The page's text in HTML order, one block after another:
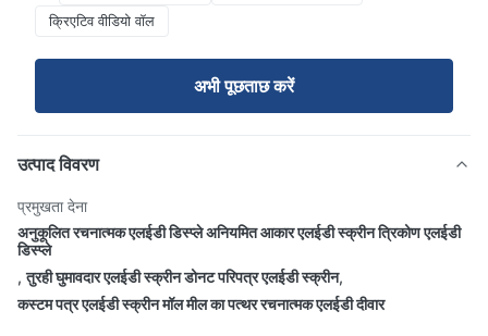
क्रिएटिव वीडियो वॉल
अभी पूछताछ करें
उत्पाद विवरण
प्रमुखता देना
अनुकूलित रचनात्मक एलईडी डिस्प्ले अनियमित आकार एलईडी स्क्रीन त्रिकोण एलईडी
डिस्प्ले
,तुरही घुमावदार एलईडी स्क्रीन डोनट परिपत्र एलईडी स्क्रीन,
कस्टम पत्र एलईडी स्क्रीन मॉल मील का पत्थर रचनात्मक एलईडी दीवार